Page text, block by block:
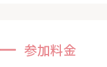
参加料金